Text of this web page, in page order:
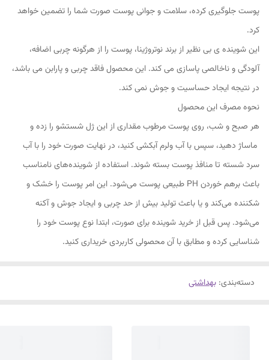
پوست جلوگیری کرده، سلامت و جوانی پوست صورت شما را تضمین خواهد
کرد.
این شوینده ی بی نظیر از برند نوتروژینا، پوست را از هرگونه چربی اضافه،
آلودگی و ناخالصی پاسازی می کند. این محصول فاقد چربی و پارابن می باشد،
در نتیجه ایجاد حساسیت و جوش نمی کند.
نحوه مصرف این محصول
هر صبح و شب، روی پوست مرطوب مقداری از این ژل شستشو را زده و
ماساژ دهید، سپس با آب ولرم آبکشی کنید، در نهایت صورت خود را با آب
سرد شسته تا منافذ پوست بسته شوند. استفاده از شوینده‌های نامناسب
باعث برهم خوردن PH طبیعی پوست می‌شود. این امر پوست را خشک و
شکننده می‌کند و یا باعث تولید بیش از حد چربی و ایجاد جوش و آکنه
می‌شود. پس قبل از خرید شوینده برای صورت، ابتدا نوع پوست خود را
شناسایی کرده و مطابق با آن محصولی کاربردی خریداری کنید.
دسته‌بندی: بهداشتی